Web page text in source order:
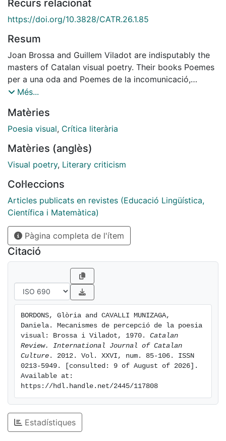
Recurs relacionat
https://doi.org/10.3828/CATR.26.1.85
Resum
Joan Brossa and Guillem Viladot are indisputably the
masters of Catalan visual poetry. Their books Poemes
per a una oda and Poemes de la incomunicació,
published in 1970, not only show the common traits of
development of this kind of poetry. This paper focuses
on reader's reception through analyzing different
does so by considering: 1) the reception of their time,
from comments by the authors and the Catalan press;
contextual elements of this works of poetry; and 3)
the reception of contemporary non expert readers,
which is done by showing the results of an exploratory
research study. By contrasting the results from the
analysis we conclude that there are many similarities in
the meaning making process undertaken by the
readers considered, especially between non expert
readers and current critical examination. Readers try
to make sense of the poems in rational ways, more
than drawing from emotions and feelings.
while explaining the poems.
Més...
Matèries
Poesia visual, Crítica literària
Matèries (anglès)
Visual poetry, Literary criticism
Col·leccions
Articles publicats en revistes (Educació Lingüística,
Científica i Matemàtica)
Pàgina completa de l'ítem
Citació
BORDONS, Glòria and CAVALLI MUNIZAGA,
Daniela. Mecanismes de percepció de la poesia
visual: Brossa i Viladot, 1970. Catalan
Review. International Journal of Catalan
Culture . 2012. Vol. XXVI, num. 85-106. ISSN
0213-5949. [consulted: 9 of August of 2026].
Available at:
https://hdl.handle.net/2445/117808
Estadístiques